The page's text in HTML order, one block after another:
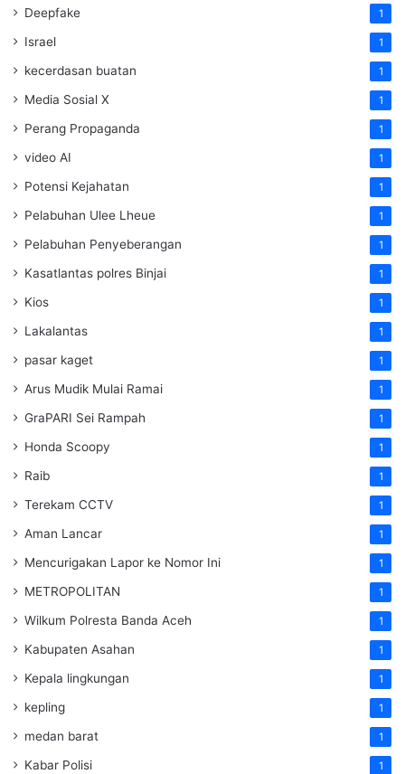
Deepfake 1
Israel 1
kecerdasan buatan 1
Media Sosial X 1
Perang Propaganda 1
video AI 1
Potensi Kejahatan 1
Pelabuhan Ulee Lheue 1
Pelabuhan Penyeberangan 1
Kasatlantas polres Binjai 1
Kios 1
Lakalantas 1
pasar kaget 1
Arus Mudik Mulai Ramai 1
GraPARI Sei Rampah 1
Honda Scoopy 1
Raib 1
Terekam CCTV 1
Aman Lancar 1
Mencurigakan Lapor ke Nomor Ini 1
METROPOLITAN 1
Wilkum Polresta Banda Aceh 1
Kabupaten Asahan 1
Kepala lingkungan 1
kepling 1
medan barat 1
Kabar Polisi 1